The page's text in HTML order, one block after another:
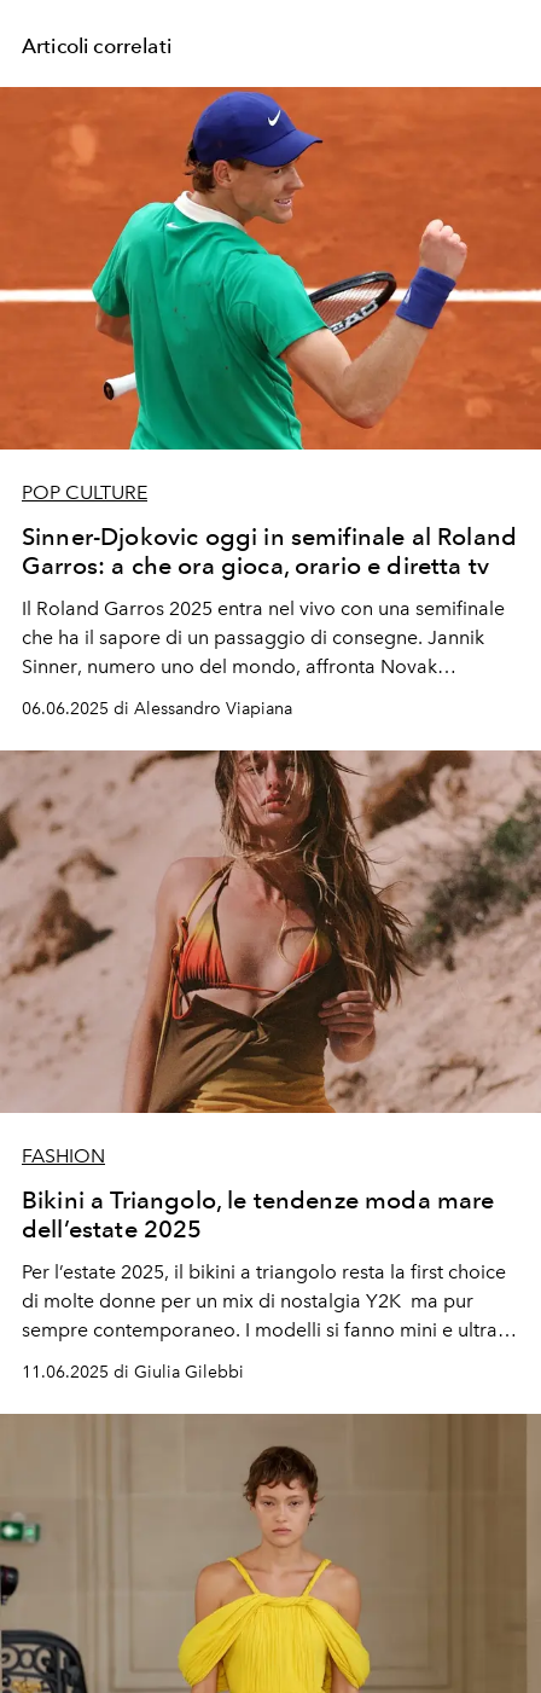
Articoli correlati
POP CULTURE
Sinner-Djokovic oggi in semifinale al Roland
Garros: a che ora gioca, orario e diretta tv
Il Roland Garros 2025 entra nel vivo con una semifinale
che ha il sapore di un passaggio di consegne. Jannik
Sinner, numero uno del mondo, affronta Novak
, il detentore del record di Slam e campione in
06.06.2025 di Alessandro Viapiana
FASHION
Bikini a Triangolo, le tendenze moda mare
dell’estate 2025
Per l’estate 2025, il bikini a triangolo resta la first choice
di molte donne per un mix di nostalgia Y2K ma pur
sempre contemporaneo. I modelli si fanno mini e ultra-
regolabili, spesso impreziositi da anelli metallici, lacci
colori vitaminici come arancio e fucsia. Il costume a due
pezzi si conferma il must-have versatile in spiaggia,
perfetto per tutte le forme.
11.06.2025 di Giulia Gilebbi